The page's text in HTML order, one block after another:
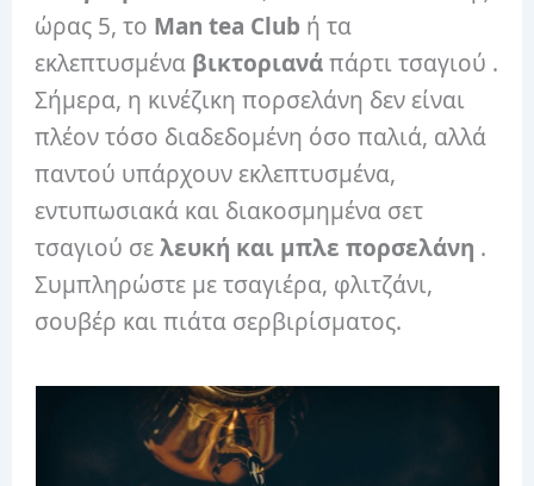
ώρας 5, το Man tea Club ή τα
εκλεπτυσμένα βικτοριανάπάρτι τσαγιού .
Σήμερα, η κινέζικη πορσελάνη δεν είναι
πλέον τόσο διαδεδομένη όσο παλιά, αλλά
παντού υπάρχουν εκλεπτυσμένα,
εντυπωσιακά και διακοσμημένα σετ
τσαγιού σελευκή και μπλε πορσελάνη .
Συμπληρώστε με τσαγιέρα, φλιτζάνι,
σουβέρ και πιάτα σερβιρίσματος.